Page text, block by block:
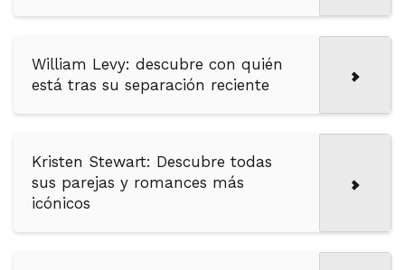
William Levy: descubre con quién
está tras su separación reciente
Kristen Stewart: Descubre todas
sus parejas y romances más
icónicos